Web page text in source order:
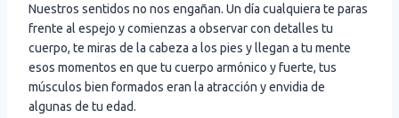
Nuestros sentidos no nos engañan. Un día cualquiera te paras
frente al espejo y comienzas a observar con detalles tu
cuerpo, te miras de la cabeza a los pies y llegan a tu mente
esos momentos en que tu cuerpo armónico y fuerte, tus
músculos bien formados eran la atracción y envidia de
algunas de tu edad.